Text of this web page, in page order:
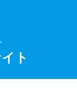
ト